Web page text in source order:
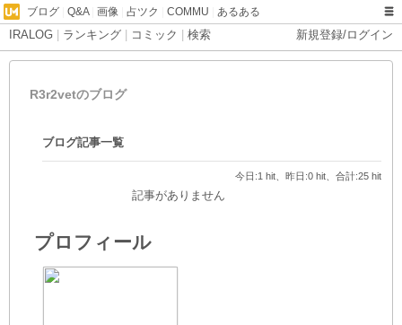
ブログ Q&A| 画像 占ツク COMMU あるある
IRALOG ランキング コミック 検索 新規登録/ログイン
R3r2vetのブログ
ブログ記事一覧
今日:1 hit、昨日:0 hit、合計:25 hit
記事がありません
プロフィール